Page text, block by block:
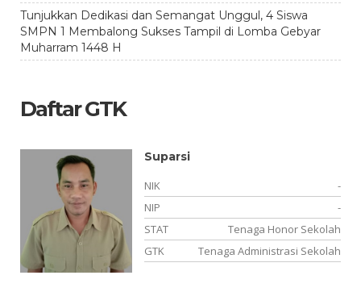
Tunjukkan Dedikasi dan Semangat Unggul, 4 Siswa
SMPN 1 Membalong Sukses Tampil di Lomba Gebyar
Muharram 1448 H
Daftar GTK
Suparsi
NIK
-
NIP
-
STAT
Tenaga Honor Sekolah
GTK
Tenaga Administrasi Sekolah